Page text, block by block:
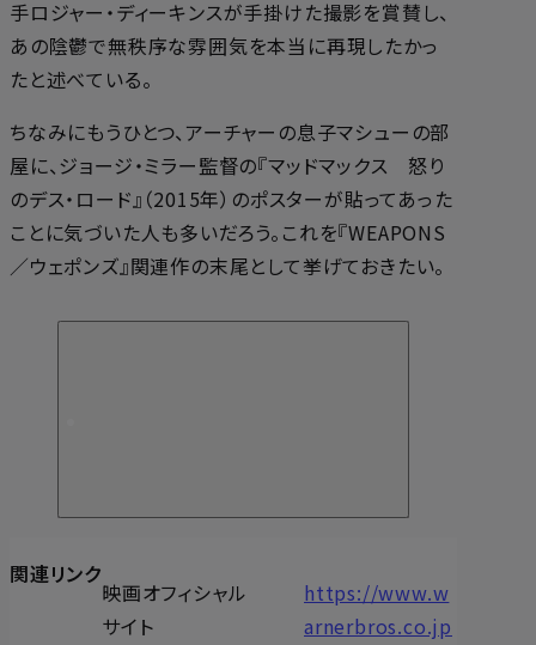
手ロジャー・ディーキンスが手掛けた撮影を賞賛し、
あの陰鬱で無秩序な雰囲気を本当に再現したかっ
たと述べている。
ちなみにもうひとつ、アーチャーの息子マシューの部
屋に、ジョージ・ミラー監督の『マッドマックス 怒り
のデス・ロード』（2015年）のポスターが貼ってあった
ことに気づいた人も多いだろう。これを『WEAPONS
／ウェポンズ』関連作の末尾として挙げておきたい。
関連リンク
映画オフィシャル
サイト
https://www.w
arnerbros.co.jp